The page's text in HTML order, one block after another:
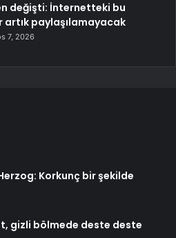
değişti: İnternetteki bu
artık paylaşılamayacak
7, 2026
Korkunç bir şekilde
gizli bölmede deste deste